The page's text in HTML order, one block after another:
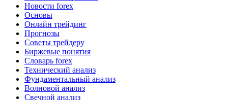
Новости forex
Основы
Онлайн трейдинг
Прогнозы
Советы трейдеру
Биржевые понятия
Словарь forex
Технический анализ
Фундаментальный анализ
Волновой анализ
Свечной анализ